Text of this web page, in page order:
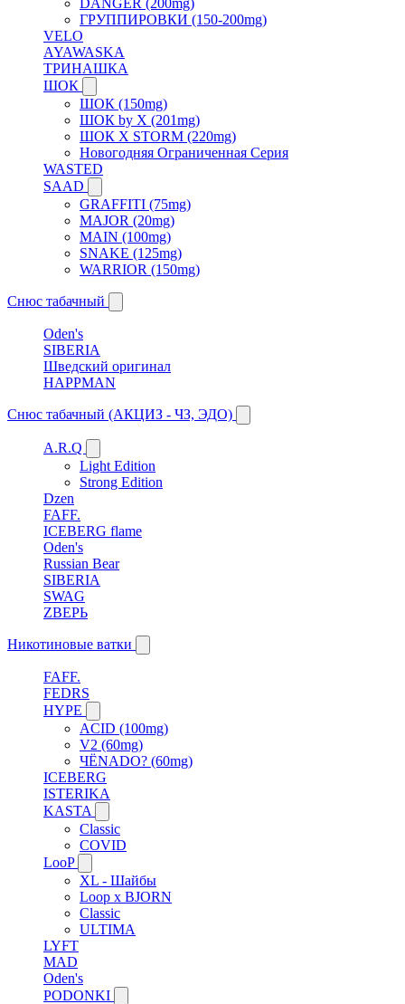
ГРУППИРОВКИ (150-200mg)
VELO
AYAWASKA
ТРИНАШКА
ШОК
ШОК (150mg)
ШОК by X (201mg)
ШОК X STORM (220mg)
Новогодняя Ограниченная Серия
WASTED
SAAD
GRAFFITI (75mg)
MAJOR (20mg)
MAIN (100mg)
SNAKE (125mg)
WARRIOR (150mg)
Снюс табачный
Oden's
SIBERIA
Шведский оригинал
HAPPMAN
Снюс табачный (АКЦИЗ - ЧЗ, ЭДО)
A.R.Q
Light Edition
Strong Edition
Dzen
FAFF.
ICEBERG flame
Oden's
Russian Bear
SIBERIA
SWAG
ZВЕРЬ
Никотиновые ватки
FAFF.
FEDRS
HYPE
ACID (100mg)
V2 (60mg)
ЧЁNADO? (60mg)
ICEBERG
ISTERIKA
KASTA
Classic
COVID
LooP
XL - Шайбы
Loop x BJORN
Classic
ULTIMA
LYFT
MAD
Oden's
PODONKI